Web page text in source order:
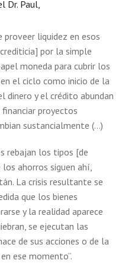
Dr. Paul,
proveer liquidez en esos
por la simple
moneda para cubrir los
el ciclo como inicio de la
dinero y el crédito abundan
proyectos
sustancialmente (…)
rebajan los tipos [de
ahorros siguen ahí,
La crisis resultante se
que los bienes
y la realidad aparece
se ejecutan las
de sus acciones o de la
ese momento”.